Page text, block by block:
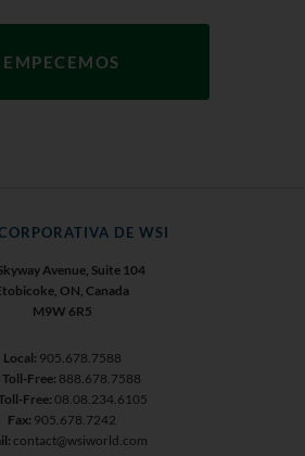
DE WSI
Avenue, Suite 104
ON, Canada
M9W 6R5
Local: 905.678.7588
Toll-Free: 888.678.7588
Free: 08.08.234.6105
Fax: 905.678.7242
contact@wsiworld.com